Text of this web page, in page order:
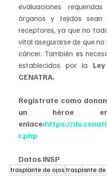
evaluaciones
órganos y tejidos
receptores, ya que no
vital asegurarse de que
cáncer. También es
establecidos por la
CENATRA.
Regístrate como
un héroe
enlace:https://
r.php
Datos INSP
trasplante de ojostrasplante de